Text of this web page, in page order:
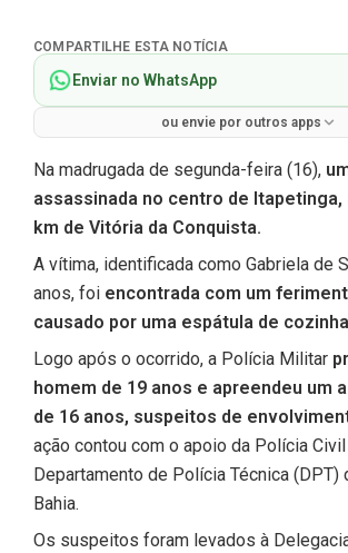
COMPARTILHE ESTA NOTÍCIA
Enviar no WhatsApp
ou envie por outros apps
Na madrugada de segunda-feira (16),
assassinada no centro de Itapetinga,
km de Vitória da Conquista.
A vítima, identificada como Gabriela de
anos, foi encontrada com um
causado por uma espátula de
Logo após o ocorrido, a Polícia Militar
homem de 19 anos e apreendeu um
de 16 anos, suspeitos de
ação contou com o apoio da Polícia
Departamento de Polícia Técnica (DPT)
Bahia.
Os suspeitos foram levados à